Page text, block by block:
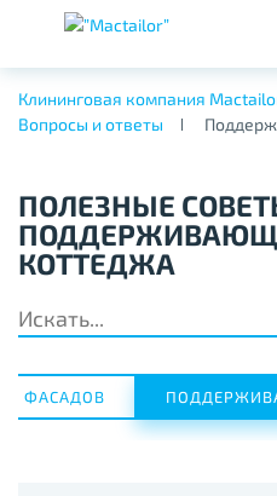
Клининговая компания
Вопросы и ответы
ПОЛЕЗНЫЕ
КОТТЕДЖА
ФАСАДОВ